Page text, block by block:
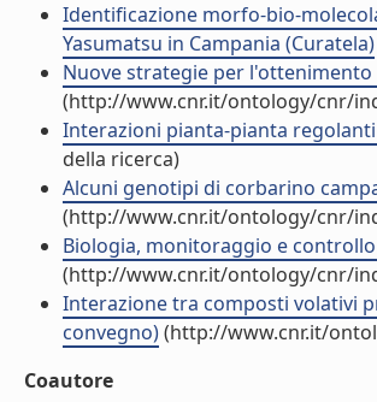
Identificazione morfo-bio-
Yasumatsu in Campania (Curatela)
Nuove strategie per
(http://www.cnr.it/ontology/cnr/
Interazioni pianta-pianta
della ricerca)
Alcuni genotipi di corbarino
(http://www.cnr.it/ontology/cnr/
Biologia, monitoraggio e
(http://www.cnr.it/ontology/cnr/
Interazione tra composti volativi
convegno)(http://www.cnr.it/
Coautore